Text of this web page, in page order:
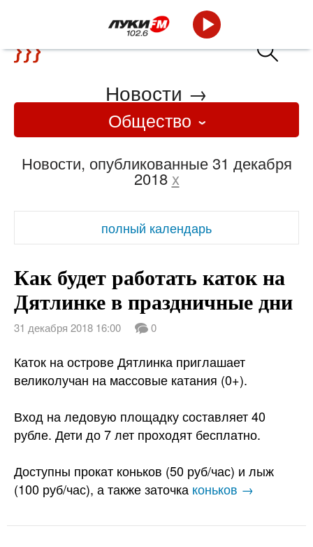
Новости →
Общество
Новости, опубликованные 31 декабря
2018 x
полный календарь
Как будет работать каток на
Дятлинке в праздничные дни
31 декабря 2018 16:00 0
Каток на острове Дятлинка приглашает
великолучан на массовые катания (0+).
Вход на ледовую площадку составляет 40
рубле. Дети до 7 лет проходят бесплатно.
Доступны прокат коньков (50 руб/час) и лыж
(100 руб/час), а также заточка коньков →